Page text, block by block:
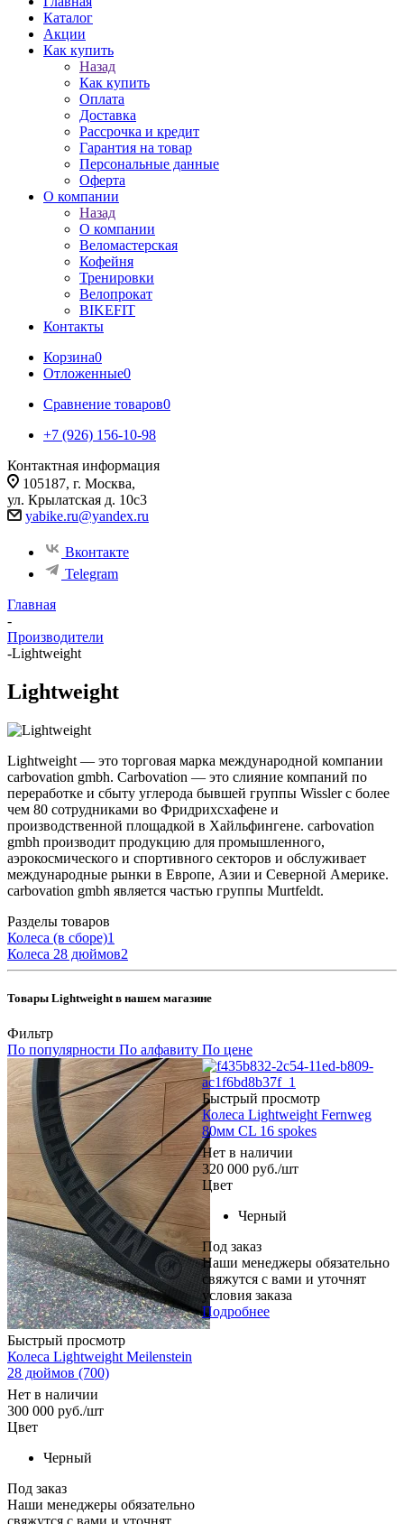
Каталог
Акции
Как купить
Назад
Как купить
Оплата
Доставка
Рассрочка и кредит
Гарантия на товар
Персональные данные
Оферта
О компании
Назад
О компании
Веломастерская
Кофейня
Тренировки
Велопрокат
BIKEFIT
Контакты
Корзина0
Отложенные0
Сравнение товаров0
+7 (926) 156-10-98
Контактная информация
105187, г. Москва,
ул. Крылатская д. 10с3
yabike.ru@yandex.ru
Вконтакте
Telegram
Главная
-
Производители
-Lightweight
Lightweight
Lightweight — это торговая марка международной компании
carbovation gmbh. Carbovation — это слияние компаний по
переработке и сбыту углерода бывшей группы Wissler с более
чем 80 сотрудниками во Фридрихсхафене и
производственной площадкой в ​​Хайльфингене. carbovation
gmbh производит продукцию для промышленного,
аэрокосмического и спортивного секторов и обслуживает
международные рынки в Европе, Азии и Северной Америке.
carbovation gmbh является частью группы Murtfeldt.
Разделы товаров
Колеса (в сборе)1
Колеса 28 дюймов2
Товары Lightweight в нашем магазине
Фильтр
По популярности По алфавиту По цене
Быстрый просмотр
Колеса Lightweight Meilenstein
28 дюймов (700)
Нет в наличии
300 000 руб./шт
Цвет
Черный
Под заказ
Наши менеджеры обязательно
Быстрый просмотр
Колеса Lightweight Fernweg
80мм CL 16 spokes
Нет в наличии
320 000 руб./шт
Цвет
Черный
Под заказ
Наши менеджеры обязательно
свяжутся с вами и уточнят
условия заказа
Подробнее